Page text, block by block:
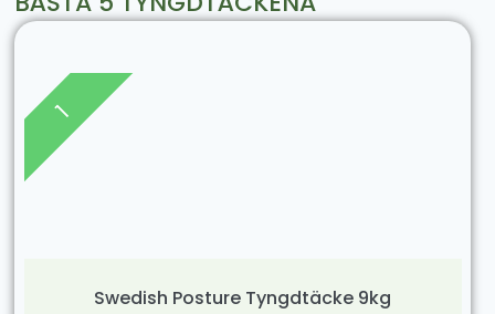
Swedish Posture Tyngdtäcke 9kg
1